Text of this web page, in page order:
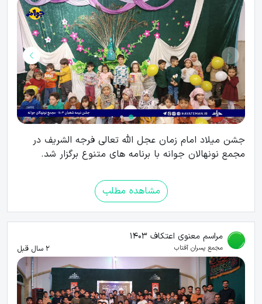
جشن میلاد امام زمان عجل الله تعالی فرجه الشریف در
مجمع نونهالان جوانه با برنامه های متنوع برگزار شد.
مشاهده مطلب
مراسم معنوی اعتکاف 1403
مجمع پسران آفتاب 2 سال قبل